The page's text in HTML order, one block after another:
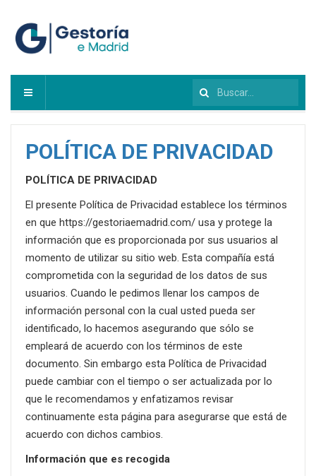
Buscar...
POLÍTICA DE PRIVACIDAD
POLÍTICA DE PRIVACIDAD
El presente Política de Privacidad establece los términos
en que https://gestoriaemadrid.com/ usa y protege la
información que es proporcionada por sus usuarios al
momento de utilizar su sitio web. Esta compañía está
comprometida con la seguridad de los datos de sus
usuarios. Cuando le pedimos llenar los campos de
información personal con la cual usted pueda ser
identificado, lo hacemos asegurando que sólo se
empleará de acuerdo con los términos de este
documento. Sin embargo esta Política de Privacidad
puede cambiar con el tiempo o ser actualizada por lo
que le recomendamos y enfatizamos revisar
continuamente esta página para asegurarse que está de
acuerdo con dichos cambios.
Información que es recogida